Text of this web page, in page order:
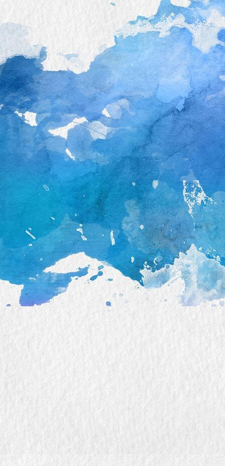
Smartphonehilfe_1
question-mark-2492009_1920